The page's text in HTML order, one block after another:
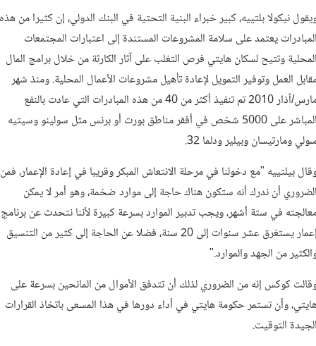
نيكولا بلتييه، كبير خبراء البنية التحتية في البنك الدولي، إن كثيرا من هذه
يعتمد على سلامة المشروعات المستندة إلى اعتبارات المجتمعات
وتتيح لسكان هايتي فرص التغلب على آثار الكارثة من خلال برامج المال
العمل وتوفير التمويل لإعادة تأهيل مشروعات الأعمال المحلية. ومنذ شهر
مارس/آذار 2010 تم تنفيذ أكثر من 40 من هذه المبادرات التي عادت بالنفع
المباشر على 5000 شخص في أفقر مناطق بورت أو برنس مثل سولينو وسيتيه
ومارتيسان وبيلير ودلما 32.
بيلتييه "مع دخولنا في مرحلة الانتعاش المبكر وقريبا في إعادة الإعمار، فمن
أن ندرك أنه ستكون هناك حاجة إلى موارد ضخمة، وهو أمر لا يمكن
في ستة أشهر، ويجب تدبير الموارد بسرعة كبيرة لأننا نتحدث عن برنامج
إعمار يستغرق عشر سنوات إلى 20 سنة، فضلا عن الحاجة إلى كثير من التنسيق
من الجهد والموارد."
كوكس إنه من الضروري لذلك أن تتدفق الأموال من المانحين بسرعة على
وأن تستمر حكومة هايتي في أداء دورها في هذا المسعى باتخاذ القرارات
التوقيت.